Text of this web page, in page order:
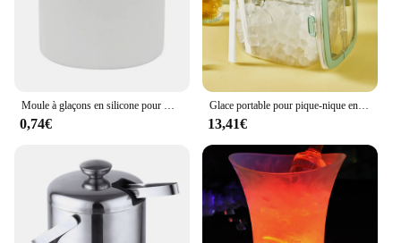
Moule à glaçons en silicone pour whisky et bière, qualité alimentaire, design à congélation rapide, 1 pièce, nouveauté 2024
0,74€
Glace portable pour pique-nique en plein air, champagne, bière, avec poignée, pour l'été, à usage domestique, avec pince à glace, fournitures de bar, E27, 1 pièce
13,41€